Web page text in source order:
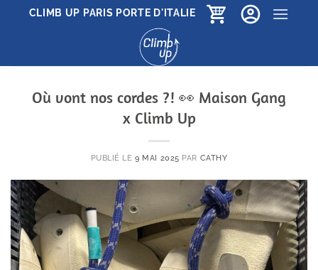
PasserCLIMB UP PARIS PORTE D'ITALIE
Où vont nos cordes ?! 👀 Maison Gang
x Climb Up
PUBLIÉ LE9 MAI 2025 PAR CATHY